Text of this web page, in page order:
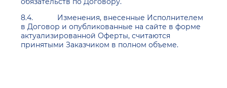
8.4. Изменения, внесенные Исполнителем
в Договор и опубликованные на сайте в форме
актуализированной Оферты, считаются
принятыми Заказчиком в полном объеме.